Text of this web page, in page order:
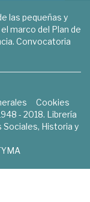
las pequeñas y
marco del Plan de
Convocatoria
Cookies
- 2018. Librería
Sociales, Historia y